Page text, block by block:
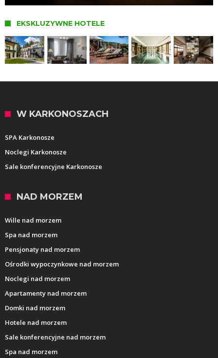
EKSKLUZYWNE HOTELE
W KARKONOSZACH
SPA Karkonosze
Noclegi Karkonosze
Sale konferencyjne Karkonosze
NAD MORZEM
Wille nad morzem
Spa nad morzem
Pensjonaty nad morzem
Ośrodki wypoczynkowe nad morzem
Noclegi nad morzem
Apartamenty nad morzem
Domki nad morzem
Hotele nad morzem
Sale konferencyjne nad morzem
Spa nad morzem